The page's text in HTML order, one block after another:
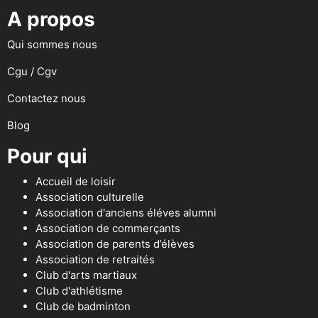
A propos
Qui sommes nous
Cgu / Cgv
Contactez nous
Blog
Pour qui
Accueil de loisir
Association culturelle
Association d'anciens éléves alumni
Association de commerçants
Association de parents d’élèves
Association de retraités
Club d'arts martiaux
Club d'athlétisme
Club de badminton